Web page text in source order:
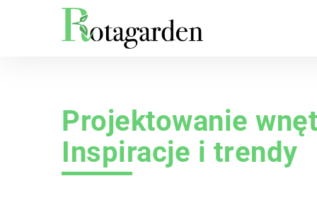
Projektowanie
Inspiracje i trendy